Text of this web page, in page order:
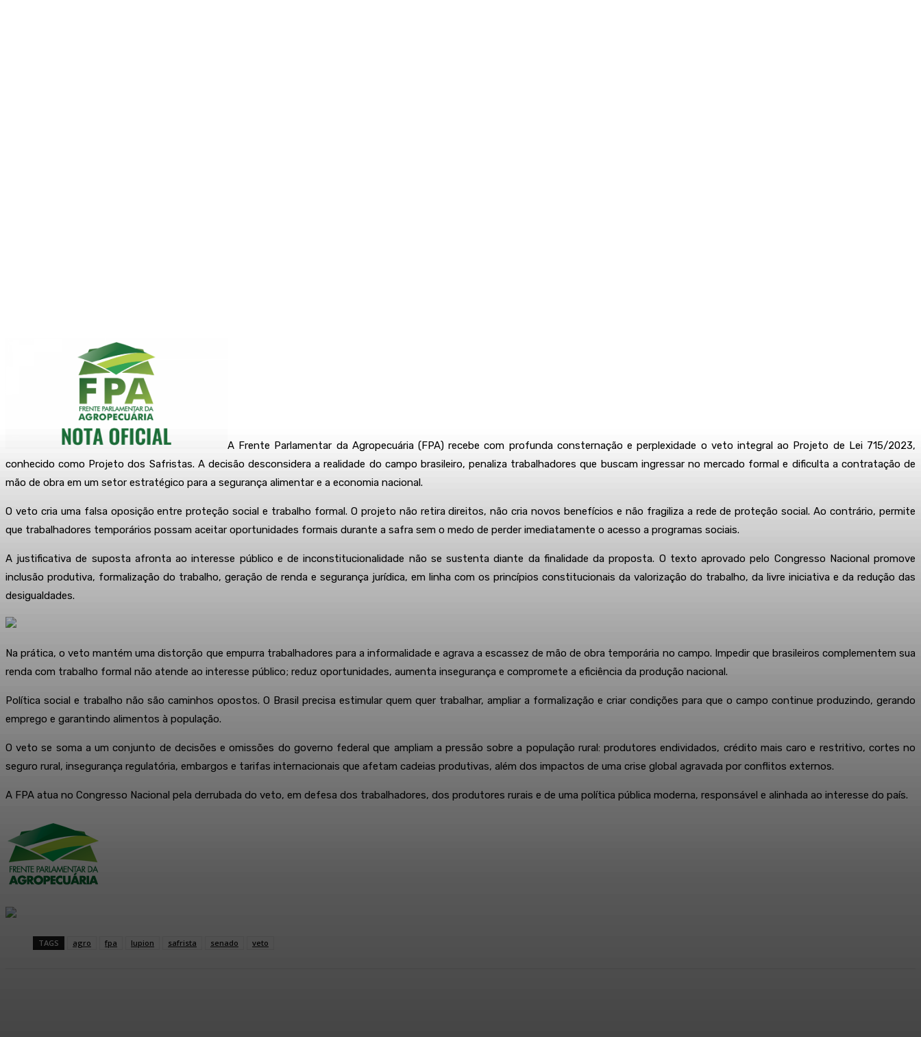
A Frente Parlamentar da Agropecuária (FPA) recebe com profunda consternação e perplexidade o veto integral ao Projeto de Lei 715/2023,
conhecido como Projeto dos Safristas. A decisão desconsidera a realidade do campo brasileiro, penaliza trabalhadores que buscam ingressar no mercado formal e dificulta a contratação de
mão de obra em um setor estratégico para a segurança alimentar e a economia nacional.
O veto cria uma falsa oposição entre proteção social e trabalho formal. O projeto não retira direitos, não cria novos benefícios e não fragiliza a rede de proteção social. Ao contrário, permite
que trabalhadores temporários possam aceitar oportunidades formais durante a safra sem o medo de perder imediatamente o acesso a programas sociais.
A justificativa de suposta afronta ao interesse público e de inconstitucionalidade não se sustenta diante da finalidade da proposta. O texto aprovado pelo Congresso Nacional promove
inclusão produtiva, formalização do trabalho, geração de renda e segurança jurídica, em linha com os princípios constitucionais da valorização do trabalho, da livre iniciativa e da redução das
desigualdades.
Na prática, o veto mantém uma distorção que empurra trabalhadores para a informalidade e agrava a escassez de mão de obra temporária no campo. Impedir que brasileiros complementem sua
renda com trabalho formal não atende ao interesse público; reduz oportunidades, aumenta insegurança e compromete a eficiência da produção nacional.
Política social e trabalho não são caminhos opostos. O Brasil precisa estimular quem quer trabalhar, ampliar a formalização e criar condições para que o campo continue produzindo, gerando
emprego e garantindo alimentos à população.
O veto se soma a um conjunto de decisões e omissões do governo federal que ampliam a pressão sobre a população rural: produtores endividados, crédito mais caro e restritivo, cortes no
seguro rural, insegurança regulatória, embargos e tarifas internacionais que afetam cadeias produtivas, além dos impactos de uma crise global agravada por conflitos externos.
A FPA atua no Congresso Nacional pela derrubada do veto, em defesa dos trabalhadores, dos produtores rurais e de uma política pública moderna, responsável e alinhada ao interesse do país.
TAGS agro fpa lupion safrista senado veto